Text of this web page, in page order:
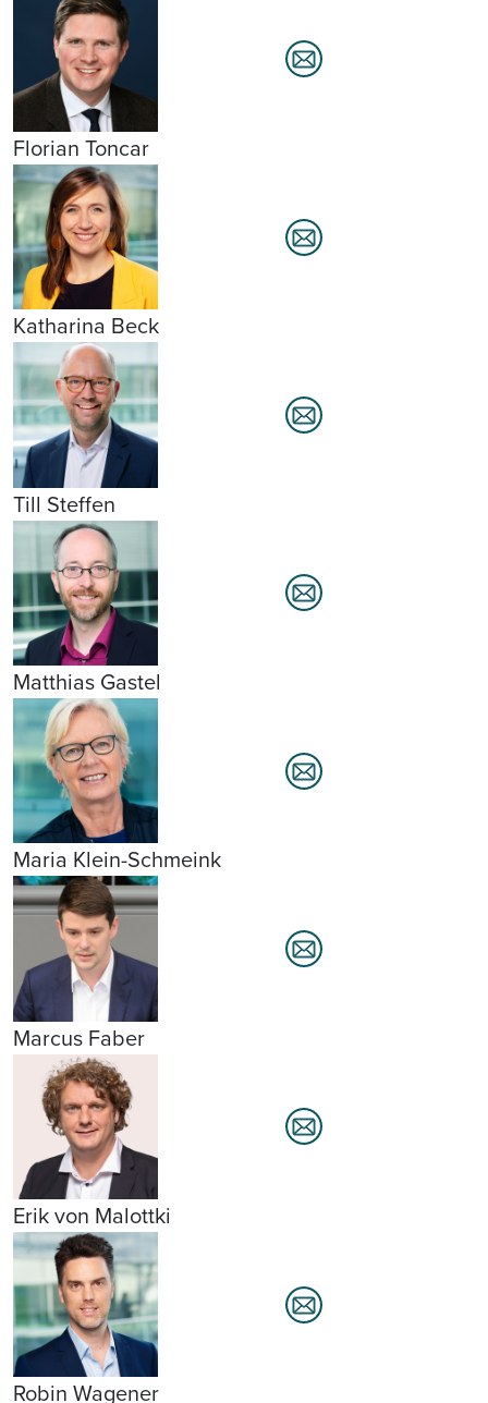
Florian Toncar
Katharina Beck
Till Steffen
Matthias Gastel
Maria Klein-Schmeink
Marcus Faber
Erik von Malottki
Robin Wagener